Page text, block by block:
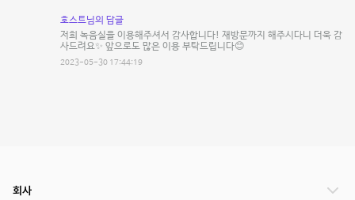
호스트님의 답글
저희 녹음실을 이용해주셔서 감사합니다! 재방문까지 해주시다니 더욱 감
사드려요✨ 앞으로도 많은 이용 부탁드립니다😊
2023-05-30 17:44:19
회사